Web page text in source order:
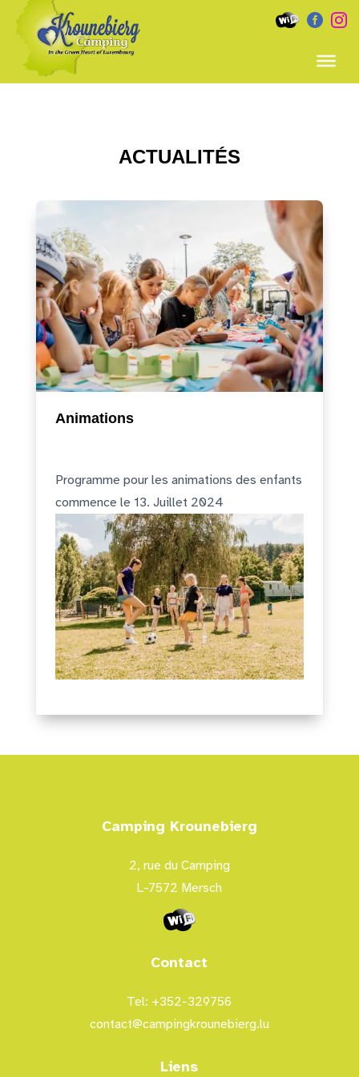
 
ACTUALITÉS
Animations
Programme pour les animations des enfants
commence le 13. Juillet 2024
Camping Krounebierg
2, rue du Camping
L-7572 Mersch
Contact
Tel: +352-329756
contact@campingkrounebierg.lu
Liens